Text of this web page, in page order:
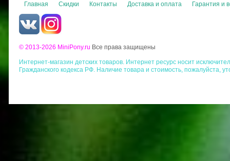
Главная Скидки Контакты Доставка и оплата Гарантия и
© 2013-2026 MiniPony.ru Все права защищены
Интернет-магазин детских товаров. Интернет ресурс носит
Гражданского кодекса РФ. Наличие товара и стоимость, пожалуйста,